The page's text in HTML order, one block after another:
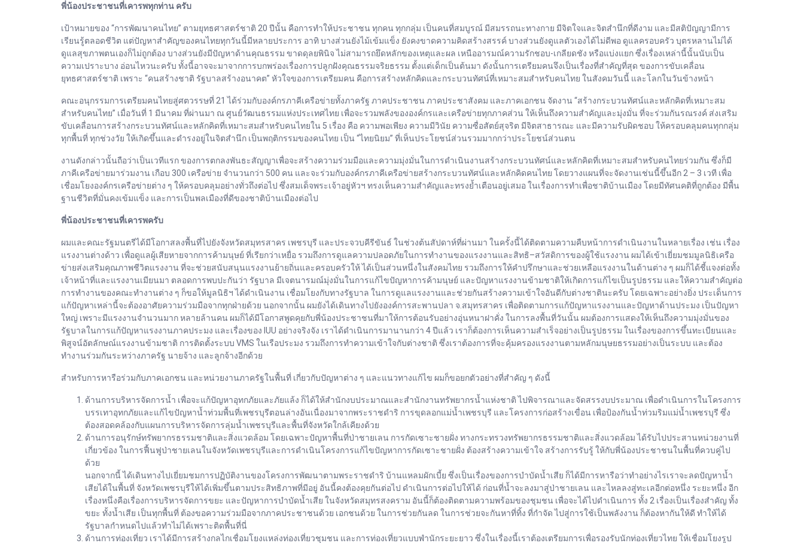
พี่น้องประชาชนที่เคารพทุกท่าน ครับ
เป้าหมายของ “การพัฒนาคนไทย” ตามยุทธศาสตร์ชาติ 20 ปีนั้น คือการทำให้ประชาชน ทุกคน ทุกกลุ่ม เป็นคนที่สมบูรณ์ มีสมรรถนะทางกาย มีจิตใจและจิตสำนึกที่ดีงาม และมีสติปัญญามีการ
เรียนรู้ตลอดชีวิต แต่ปัญหาสำคัญของคนไทยทุกวันนี้มีหลายประการ อาทิ บางส่วนยังไม้เข้มแข็ง ยังคงขาดความคิดสร้างสรรค์ บางส่วนยังดูแลตัวเองได้ไม่ดีพอ ดูแลครอบครัว บุตรหลานไม่ได้
ดูแลสุขภาพตนเองก็ไม่ถูกต้อง บางส่วนยังมีปัญหาด้านคุณธรรม ขาดดุลยพินิจ ไม่สามารถยึดหลักของเหตุและผล เหนืออารมณ์ความรักชอบ-เกลียดชัง หรือแบ่งแยก ซึ่งเรื่องเหล่านี้นั้นนับเป็น
ความเปราะบาง อ่อนไหวนะครับ ทั้งนี้อาจจะมาจากการบกพร่องเรื่องการปลูกฝังคุณธรรมจริยธรรม ตั้งแต่เด็กเป็นต้นมา ดังนั้นการเตรียมคนจึงเป็นเรื่องที่สำคัญที่สุด ของการขับเคลื่อน
ยุทธศาสตร์ชาติ เพราะ “คนสร้างชาติ รัฐบาลสร้างอนาคต” หัวใจของการเตรียมคน คือการสร้างหลักคิดและกระบวนทัศน์ที่เหมาะสมสำหรับคนไทย ในสังคมวันนี้ และโลกในวันข้างหน้า
คณะอนุกรรมการเตรียมคนไทยสู่ศตวรรษที่ 21 ได้ร่วมกับองค์กรภาคีเครือข่ายทั้งภาครัฐ ภาคประชาชน ภาคประชาสังคม และภาคเอกชน จัดงาน “สร้างกระบวนทัศน์และหลักคิดที่เหมาะสม
สำหรับคนไทย” เมื่อวันที่ 1 มีนาคม ที่ผ่านมา ณ ศูนย์วัฒนธรรมแห่งประเทศไทย เพื่อจะรวมพลังขององค์กรและเครือข่ายทุกภาคส่วน ให้เห็นถึงความสำคัญและมุ่งมั่น ที่จะร่วมกันรณรงค์ ส่งเสริม
ขับเคลื่อนการสร้างกระบวนทัศน์และหลักคิดที่เหมาะสมสำหรับคนไทยใน 5 เรื่อง คือ ความพอเพียง ความมีวินัย ความซื่อสัตย์สุจริต มีจิตสาธารณะ และมีความรับผิดชอบ ให้ครอบคลุมคนทุกกลุ่ม
ทุกพื้นที่ ทุกช่วงวัย ให้เกิดขึ้นและดำรงอยู่ในจิตสำนึก เป็นพฤติกรรมของคนไทย เป็น “ไทยนิยม” ที่เห็นประโยชน์ส่วนรวมมากกว่าประโยชน์ส่วนตน
งานดังกล่าวนั้นถือว่าเป็นเวทีแรก ของการตกลงพันธะสัญญาเพื่อจะสร้างความร่วมมือและความมุ่งมั่นในการดำเนินงานสร้างกระบวนทัศน์และหลักคิดที่เหมาะสมสำหรับคนไทยร่วมกัน ซึ่งก็มี
ภาคีเครือข่ายมาร่วมงาน เกือบ 300 เครือข่าย จำนวนกว่า 500 คน และจะร่วมกับองค์กรภาคีเครือข่ายสร้างกระบวนทัศน์และหลักคิดคนไทย โดยวางแผนที่จะจัดงานเช่นนี้ขึ้นอีก 2 – 3 เวที เพื่อ
เชื่อมโยงองค์กรเครือข่ายต่าง ๆ ให้ครอบคลุมอย่างทั่วถึงต่อไป ซึ่งสมเด็จพระเจ้าอยู่หัวฯ ทรงเห็นความสำคัญและทรงย้ำเตือนอยู่เสมอ ในเรื่องการทำเพื่อชาติบ้านเมือง โดยมีทัศนคติที่ถูกต้อง มีพื้น
ฐานชีวิตที่มั่นคงเข้มแข็ง และการเป็นพลเมืองที่ดีของชาติบ้านเมืองต่อไป
พี่น้องประชาชนที่เคารพครับ
ผมและคณะรัฐมนตรีได้มีโอกาสลงพื้นที่ไปยังจังหวัดสมุทรสาคร เพชรบุรี และประจวบคีรีขันธ์ ในช่วงต้นสัปดาห์ที่ผ่านมา ในครั้งนี้ได้ติดตามความคืบหน้าการดำเนินงานในหลายเรื่อง เช่น เรื่อง
แรงงานต่างด้าว เพื่อดูแลผู้เสียหายจากการค้ามนุษย์ ที่เรียกว่าเหยื่อ รวมถึงการดูแลความปลอดภัยในการทำงานของแรงงานและสิทธิ–สวัสดิการของผู้ใช้แรงงาน ผมได้เข้าเยี่ยมชมมูลนิธิเครือ
ข่ายส่งเสริมคุณภาพชีวิตแรงงาน ที่จะช่วยสนับสนุนแรงงานย้ายถิ่นและครอบครัวให้ ได้เป็นส่วนหนึ่งในสังคมไทย รวมถึงการให้คำปรึกษาและช่วยเหลือแรงงานในด้านต่าง ๆ ผมก็ได้ชี้แจงต่อทั้ง
เจ้าหน้าที่และแรงงานเมียนมา ตลอดการพบปะกันว่า รัฐบาล มีเจตนารมณ์มุ่งมั่นในการแก้ไขปัญหาการค้ามนุษย์ และปัญหาแรงงานข้ามชาติให้เกิดการแก้ไขเป็นรูปธรรม และให้ความสำคัญต่อ
การทำงานของคณะทำงานต่าง ๆ ก็ขอให้มูลนิธิฯ ได้ดำเนินงาน เชื่อมโยงกับทางรัฐบาล ในการดูแลแรงงานและช่วยกันสร้างความเข้าใจอันดีกับต่างชาตินะครับ โดยเฉพาะอย่างยิ่ง ประเด็นการ
แก้ปัญหาเหล่านี้จะต้องอาศัยความร่วมมือจากทุกฝ่ายด้วย นอกจากนั้น ผมยังได้เดินทางไปยังองค์การสะพานปลา จ.สมุทรสาคร เพื่อติดตามการแก้ปัญหาแรงงานและปัญหาด้านประมง เป็นปัญหา
ใหญ่ เพราะมีแรงงานจำนวนมาก หลายล้านคน ผมก็ได้มีโอกาสพูดคุยกับพี่น้องประชาชนที่มาให้การต้อนรับอย่างอุ่นหนาฝาคั่ง ในการลงพื้นที่วันนั้น ผมต้องการแสดงให้เห็นถึงความมุ่งมั่นของ
รัฐบาลในการแก้ปัญหาแรงงานภาคประมง และเรื่องของ IUU อย่างจริงจัง เราได้ดำเนินการมานานกว่า 4 ปีแล้ว เราก็ต้องการเห็นความสำเร็จอย่างเป็นรูปธรรม ในเรื่องของการขึ้นทะเบียนและ
พิสูจน์อัตลักษณ์แรงงานข้ามชาติ การติดตั้งระบบ VMS ในเรือประมง รวมถึงการทำความเข้าใจกับต่างชาติ ซึ่งเราต้องการที่จะคุ้มครองแรงงานตามหลักมนุษยธรรมอย่างเป็นระบบ และต้อง
ทำงานร่วมกันระหว่างภาครัฐ นายจ้าง และลูกจ้างอีกด้วย
สำหรับการหารือร่วมกับภาคเอกชน และหน่วยงานภาครัฐในพื้นที่ เกี่ยวกับปัญหาต่าง ๆ และแนวทางแก้ไข ผมก็ขอยกตัวอย่างที่สำคัญ ๆ ดังนี้
ด้านการบริหารจัดการน้ำ เพื่อจะแก้ปัญหาอุทกภัยและภัยแล้ง ก็ได้ให้สำนักงบประมาณและสำนักงานทรัพยากรน้ำแห่งชาติ ไปพิจารณาและจัดสรรงบประมาณ เพื่อดำเนินการในโครงการ
บรรเทาอุทกภัยและแก้ไขปัญหาน้ำท่วมพื้นที่เพชรบุรีตอนล่างอันเนื่องมาจากพระราชดำริ การขุดลอกแม่น้ำเพชรบุรี และโครงการก่อสร้างเขื่อน เพื่อป้องกันน้ำท่วมริมแม่น้ำเพชรบุรี ซึ่ง
ต้องสอดคล้องกับแผนการบริหารจัดการลุ่มน้ำเพชรบุรีและพื้นที่จังหวัดใกล้เคียงด้วย
ด้านการอนุรักษ์ทรัพยากรธรรมชาติและสิ่งแวดล้อม โดยเฉพาะปัญหาพื้นที่ป่าชายเลน การกัดเซาะชายฝั่ง ทางกระทรวงทรัพยากรธรรมชาติและสิ่งแวดล้อม ได้รับไปประสานหน่วยงานที่
เกี่ยวข้อง ในการฟื้นฟูป่าชายเลนในจังหวัดเพชรบุรีและการดำเนินโครงการแก้ไขปัญหาการกัดเซาะชายฝั่ง ต้องสร้างความเข้าใจ สร้างการรับรู้ ให้กับพี่น้องประชาชนในพื้นที่ควบคู่ไป
ด้วย
นอกจากนี้ ได้เดินทางไปเยี่ยมชมการปฏิบัติงานของโครงการพัฒนาตามพระราชดำริ บ้านแหลมผักเบี้ย ซึ่งเป็นเรื่องของการบำบัดน้ำเสีย ก็ได้มีการหารือว่าทำอย่างไรเราจะลดปัญหาน้ำ
เสียได้ในพื้นที่ จังหวัดเพชรบุรีให้ได้เพิ่มขึ้นตามประสิทธิภาพที่มีอยู่ อันนี้คงต้องคุยกันต่อไป ดำเนินการต่อไปให้ได้ ก่อนที่น้ำจะลงมาสู่ป่าชายเลน และไหลลงสู่ทะเลอีกต่อหนึ่ง ระยะหนึ่ง อีก
เรื่องหนึ่งคือเรื่องการบริหารจัดการขยะ และปัญหาการบำบัดน้ำเสีย ในจังหวัดสมุทรสงคราม อันนี้ก็ต้องติดตามความพร้อมของชุมชน เพื่อจะได้ไปดำเนินการ ทั้ง 2 เรื่องเป็นเรื่องสำคัญ ทั้ง
ขยะ ทั้งน้ำเสีย เป็นทุกพื้นที่ ต้องขอความร่วมมือจากภาคประชาชนด้วย เอกชนด้วย ในการช่วยกันลด ในการช่วยจะกันหาที่ทิ้ง ที่กำจัด ไปสู่การใช้เป็นพลังงาน ก็ต้องหากันให้ดี ทำให้ได้
รัฐบาลกำหนดไปแล้วทำไม่ได้เพราะติดพื้นที่นี่
ด้านการท่องเที่ยว เราได้มีการสร้างกลไกเชื่อมโยงแหล่งท่องเที่ยวชุมชน และการท่องเที่ยวแบบพำนักระยะยาว ซึ่งในเรื่องนี้เราต้องเตรียมการเพื่อรองรับนักท่องเที่ยวไทย ให้เชื่อมโยงรูป